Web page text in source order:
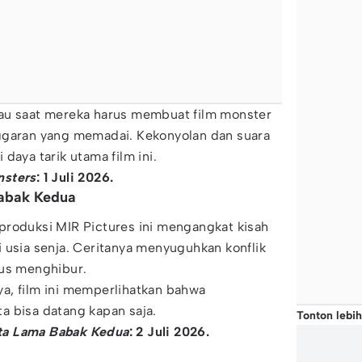
saat mereka harus membuat film monster
yang memadai. Kekonyolan dan suara
daya tarik utama film ini.
: 1 Juli 2026.
Kedua
MIR Pictures ini mengangkat kisah
senja. Ceritanya menyuguhkan konflik
menghibur.
film ini memperlihatkan bahwa
bisa datang kapan saja.
Lama Babak Kedua: 2 Juli 2026.
Tonton